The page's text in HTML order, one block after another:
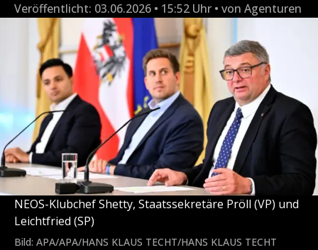
Veröffentlicht: 03.06.2026 • 15:52 Uhr von Agenturen
NEOS-Klubchef Shetty, Staatssekretäre Pröll (VP) und
Leichtfried (SP)
Bild: APA/APA/HANS KLAUS TECHT/HANS KLAUS TECHT